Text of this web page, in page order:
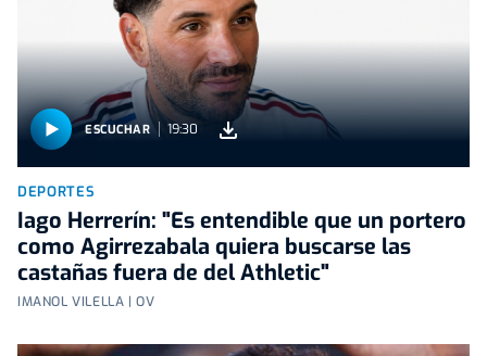
ESCUCHAR 19:30
DEPORTES
Iago Herrerín: "Es entendible que un portero
como Agirrezabala quiera buscarse las
castañas fuera de del Athletic"
IMANOL VILELLA | OV